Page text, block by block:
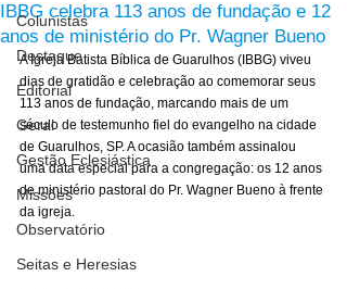
Colunistas
Destaque
Editorial
Geral
Gestão Eclesiástica
Missões
Observatório
Seitas e Heresias
IBBG celebra 113 anos de fundação e 12
anos de ministério do Pr. Wagner Bueno
A Igreja Batista Bíblica de Guarulhos (IBBG) viveu
dias de gratidão e celebração ao comemorar seus
113 anos de fundação, marcando mais de um
século de testemunho fiel do evangelho na cidade
de Guarulhos, SP. A ocasião também assinalou
uma data especial para a congregação: os 12 anos
de ministério pastoral do Pr. Wagner Bueno à frente
da igreja.